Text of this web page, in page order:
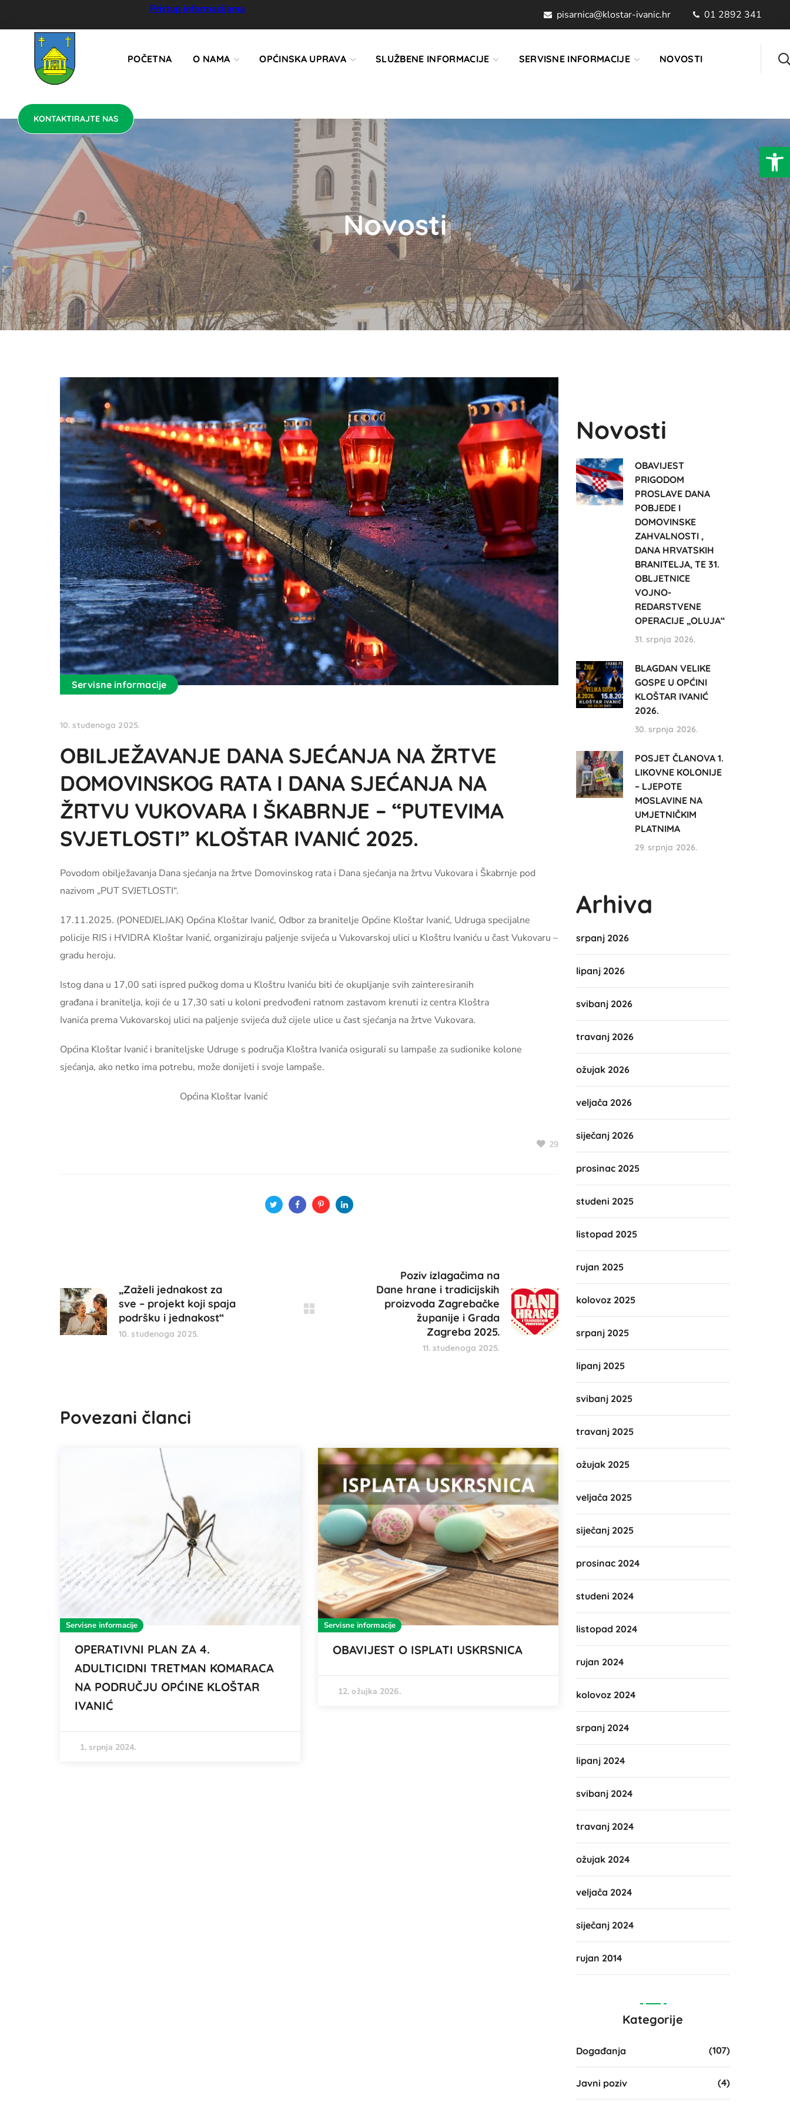
Pristup informacijama pisarnica@klostar-ivanic.hr 01 2892 341
POČETNA O NAMA OPĆINSKA UPRAVA SLUŽBENE INFORMACIJE SERVISNE INFORMACIJE NOVOSTI
KONTAKTIRAJTE NAS
Novosti
Servisne informacije
10. studenoga 2025.
OBILJEŽAVANJE DANA SJEĆANJA NA ŽRTVE
DOMOVINSKOG RATA I DANA SJEĆANJA NA
ŽRTVU VUKOVARA I ŠKABRNJE – “PUTEVIMA
SVJETLOSTI” KLOŠTAR IVANIĆ 2025.
Povodom obilježavanja Dana sjećanja na žrtve Domovinskog rata i Dana sjećanja na žrtvu Vukovara i Škabrnje pod
nazivom „PUT SVJETLOSTI“.
17.11.2025. (PONEDJELJAK) Općina Kloštar Ivanić, Odbor za branitelje Općine Kloštar Ivanić, Udruga specijalne
policije RIS i HVIDRA Kloštar Ivanić, organiziraju paljenje svijeća u Vukovarskoj ulici u Kloštru Ivaniću u čast Vukovaru –
gradu heroju.
Istog dana u 17,00 sati ispred pučkog doma u Kloštru Ivaniću biti će okupljanje svih zainteresiranih
građana i branitelja, koji će u 17,30 sati u koloni predvođeni ratnom zastavom krenuti iz centra Kloštra
Ivanića prema Vukovarskoj ulici na paljenje svijeća duž cijele ulice u čast sjećanja na žrtve Vukovara.
Općina Kloštar Ivanić i braniteljske Udruge s područja Kloštra Ivanića osigurali su lampaše za sudionike kolone
sjećanja, ako netko ima potrebu, može donijeti i svoje lampaše.
Općina Kloštar Ivanić
29
„Zaželi jednakost za
sve – projekt koji spaja
podršku i jednakost“
10. studenoga 2025.
Poziv izlagačima na
Dane hrane i tradicijskih
proizvoda Zagrebačke
županije i Grada
Zagreba 2025.
11. studenoga 2025.
Povezani članci
Servisne informacije
OPERATIVNI PLAN ZA 4.
ADULTICIDNI TRETMAN KOMARACA
NA PODRUČJU OPĆINE KLOŠTAR
IVANIĆ
1. srpnja 2024.
Servisne informacije
OBAVIJEST O ISPLATI USKRSNICA
12. ožujka 2026.
Novosti
OBAVIJEST
PRIGODOM
PROSLAVE DANA
POBJEDE I
DOMOVINSKE
ZAHVALNOSTI ,
DANA HRVATSKIH
BRANITELJA, TE 31.
OBLJETNICE
VOJNO-
REDARSTVENE
OPERACIJE „OLUJA“
31. srpnja 2026.
BLAGDAN VELIKE
GOSPE U OPĆINI
KLOŠTAR IVANIĆ
2026.
30. srpnja 2026.
POSJET ČLANOVA 1.
LIKOVNE KOLONIJE
– LJEPOTE
MOSLAVINE NA
UMJETNIČKIM
PLATNIMA
29. srpnja 2026.
Arhiva
srpanj 2026
lipanj 2026
svibanj 2026
travanj 2026
ožujak 2026
veljača 2026
siječanj 2026
prosinac 2025
studeni 2025
listopad 2025
rujan 2025
kolovoz 2025
srpanj 2025
lipanj 2025
svibanj 2025
travanj 2025
ožujak 2025
veljača 2025
siječanj 2025
prosinac 2024
studeni 2024
listopad 2024
rujan 2024
kolovoz 2024
srpanj 2024
lipanj 2024
svibanj 2024
travanj 2024
ožujak 2024
veljača 2024
siječanj 2024
rujan 2014
Kategorije
Događanja (107)
Javni poziv (4)